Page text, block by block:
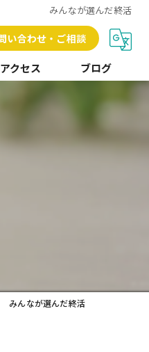
みんなが選んだ終活
い合わせ・ご相談
アクセス ブログ
みんなが選んだ終活